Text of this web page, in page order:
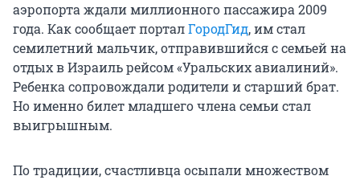
аэропорта ждали миллионного пассажира 2009
года. Как сообщает порталГородГид, им стал
семилетний мальчик, отправившийся с семьей на
отдых в Израиль рейсом «Уральских авиалиний».
Ребенка сопровождали родители и старший брат.
Но именно билет младшего члена семьи стал
выигрышным.
По традиции, счастливца осыпали множеством